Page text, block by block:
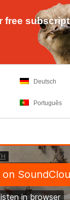
free
Deutsch
Português